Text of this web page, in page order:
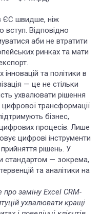
в ЄС швидше, ніж
вступ. Відповідно
аби не втратити
ринках та мати
та політики в
— це не стільки
ухвалювати рішення
трансформації
бізнес,
цифрових процесів. Лише
цифрові інструменти
рішень. У
стандартом — зокрема,
та аналітики на
заміну Excel CRM-
ухвалювати кращі